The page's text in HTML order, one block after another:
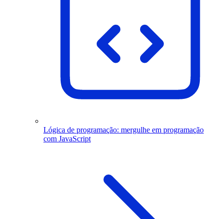
Lógica de programação: mergulhe em programação
com JavaScript